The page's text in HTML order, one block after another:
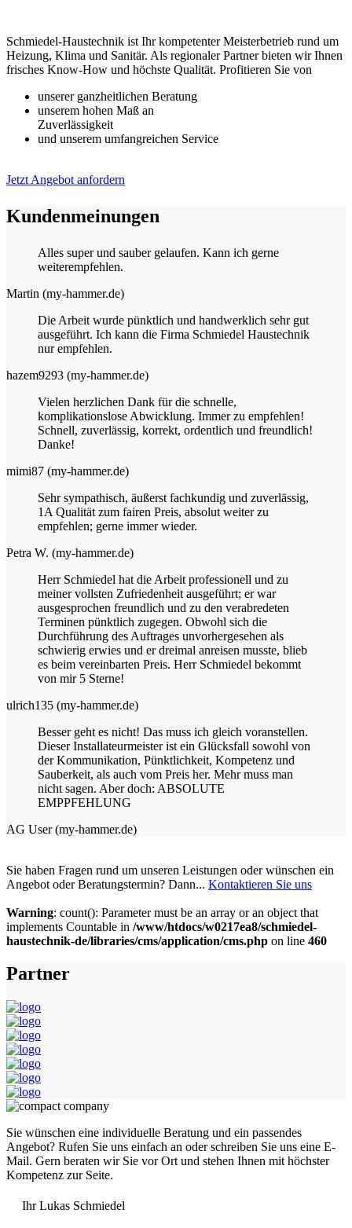
Schmiedel-Haustechnik ist Ihr kompetenter Meisterbetrieb rund um
Heizung, Klima und Sanitär. Als regionaler Partner bieten wir Ihnen
frisches Know-How und höchste Qualität. Profitieren Sie von
unserer ganzheitlichen Beratung
unserem hohen Maß an
Zuverlässigkeit
und unserem umfangreichen Service
Jetzt Angebot anfordern
Kundenmeinungen
Alles super und sauber gelaufen. Kann ich gerne
weiterempfehlen.
Martin (my-hammer.de)
Die Arbeit wurde pünktlich und handwerklich sehr gut
ausgeführt. Ich kann die Firma Schmiedel Haustechnik
nur empfehlen.
hazem9293 (my-hammer.de)
Vielen herzlichen Dank für die schnelle,
komplikationslose Abwicklung. Immer zu empfehlen!
Schnell, zuverlässig, korrekt, ordentlich und freundlich!
Danke!
mimi87 (my-hammer.de)
Sehr sympathisch, äußerst fachkundig und zuverlässig,
1A Qualität zum fairen Preis, absolut weiter zu
empfehlen; gerne immer wieder.
Petra W. (my-hammer.de)
Herr Schmiedel hat die Arbeit professionell und zu
meiner vollsten Zufriedenheit ausgeführt; er war
ausgesprochen freundlich und zu den verabredeten
Terminen pünktlich zugegen. Obwohl sich die
Durchführung des Auftrages unvorhergesehen als
schwierig erwies und er dreimal anreisen musste, blieb
es beim vereinbarten Preis. Herr Schmiedel bekommt
von mir 5 Sterne!
ulrich135 (my-hammer.de)
Besser geht es nicht! Das muss ich gleich voranstellen.
Dieser Installateurmeister ist ein Glücksfall sowohl von
der Kommunikation, Pünktlichkeit, Kompetenz und
Sauberkeit, als auch vom Preis her. Mehr muss man
nicht sagen. Aber doch: ABSOLUTE
EMPPFEHLUNG
AG User (my-hammer.de)
Sie haben Fragen rund um unseren Leistungen oder wünschen ein
Angebot oder Beratungstermin? Dann... Kontaktieren Sie uns
Warning: count(): Parameter must be an array or an object that
implements Countable in /www/htdocs/w0217ea8/schmiedel-
haustechnik-de/libraries/cms/application/cms.php on line 460
Partner
Sie wünschen eine individuelle Beratung und ein passendes
Angebot? Rufen Sie uns einfach an oder schreiben Sie uns eine E-
Mail. Gern beraten wir Sie vor Ort und stehen Ihnen mit höchster
Kompetenz zur Seite.
Ihr Lukas Schmiedel